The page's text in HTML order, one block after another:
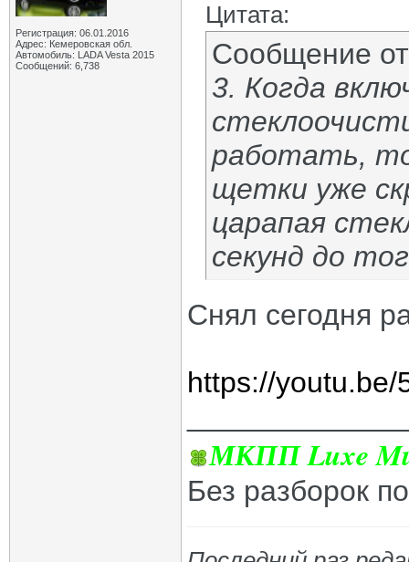
Регистрация: 06.01.2016
Адрес: Кемеровская обл.
Автомобиль: LADA Vesta 2015
Сообщений: 6,738
Цитата:
Сообщение
3. Когда
работать,
щетки уже
царапая
секунд до
Снял сегодня
https://youtu.be/
МКПП Luxe
Без разборок